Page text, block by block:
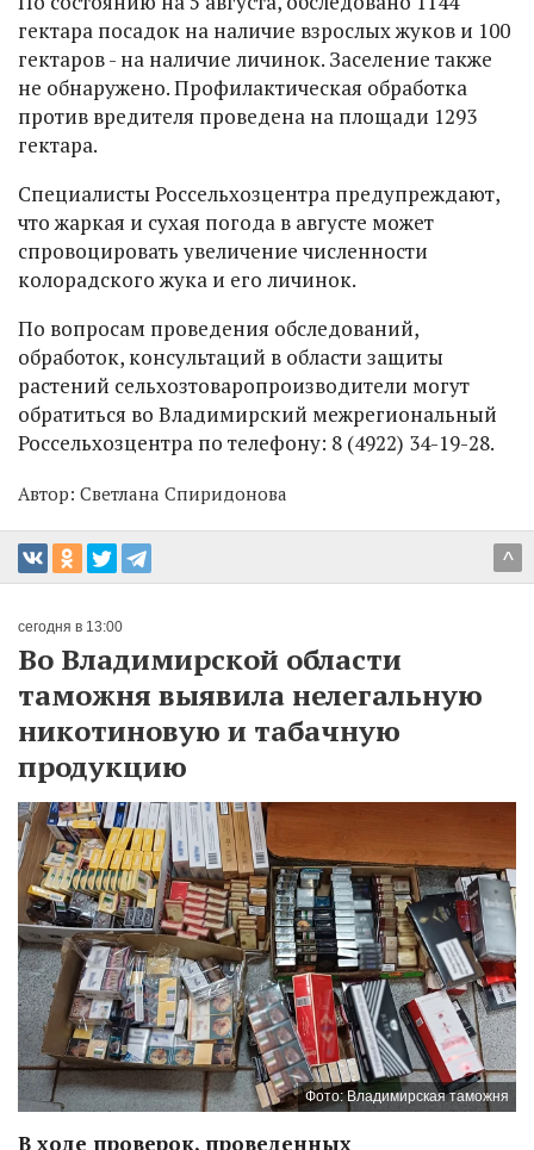
гектара посадок на наличие взрослых жуков и 100
гектаров - на наличие личинок. Заселение также
не обнаружено. Профилактическая обработка
против вредителя проведена на площади 1293
гектара.
Специалисты Россельхозцентра предупреждают,
что жаркая и сухая погода в августе может
спровоцировать увеличение численности
колорадского жука и его личинок.
По вопросам проведения обследований,
обработок, консультаций в области защиты
растений сельхозтоваропроизводители могут
обратиться во Владимирский межрегиональный
Россельхозцентра по телефону: 8 (4922) 34-19-28.
Автор: Светлана Спиридонова
^
сегодня в 13:00
Во Владимирской области
таможня выявила нелегальную
никотиновую и табачную
продукцию
Фото: Владимирская таможня
В ходе проверок, проведенных